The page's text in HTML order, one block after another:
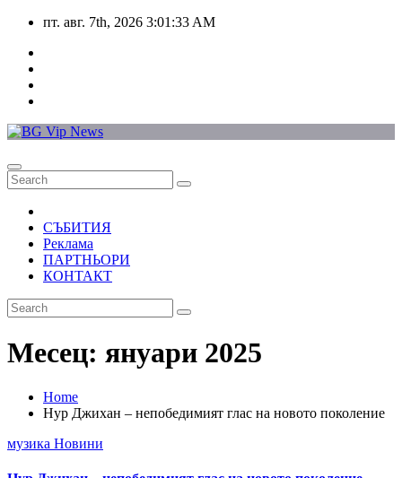
Skip
content
пт. авг. 7th, 2026 3:01:33 AM
СЪБИТИЯ
Реклама
ПАРТНЬОРИ
КОНТАКТ
Месец: януари 2025
Home
Нур Джихан – непобедимият глас на новото поколение
музика Новини